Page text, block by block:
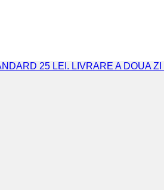
25 LEI. LIVRARE A DOUA